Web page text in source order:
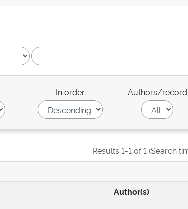
In order Authors/record
Results 1-1 of 1 (Search
Author(s)